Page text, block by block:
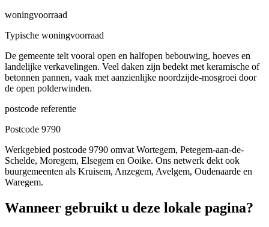
woningvoorraad
Typische woningvoorraad
De gemeente telt vooral open en halfopen bebouwing, hoeves en
landelijke verkavelingen. Veel daken zijn bedekt met keramische of
betonnen pannen, vaak met aanzienlijke noordzijde-mosgroei door
de open polderwinden.
postcode referentie
Postcode 9790
Werkgebied postcode 9790 omvat Wortegem, Petegem-aan-de-
Schelde, Moregem, Elsegem en Ooike. Ons netwerk dekt ook
buurgemeenten als Kruisem, Anzegem, Avelgem, Oudenaarde en
Waregem.
Wanneer gebruikt u deze lokale pagina?